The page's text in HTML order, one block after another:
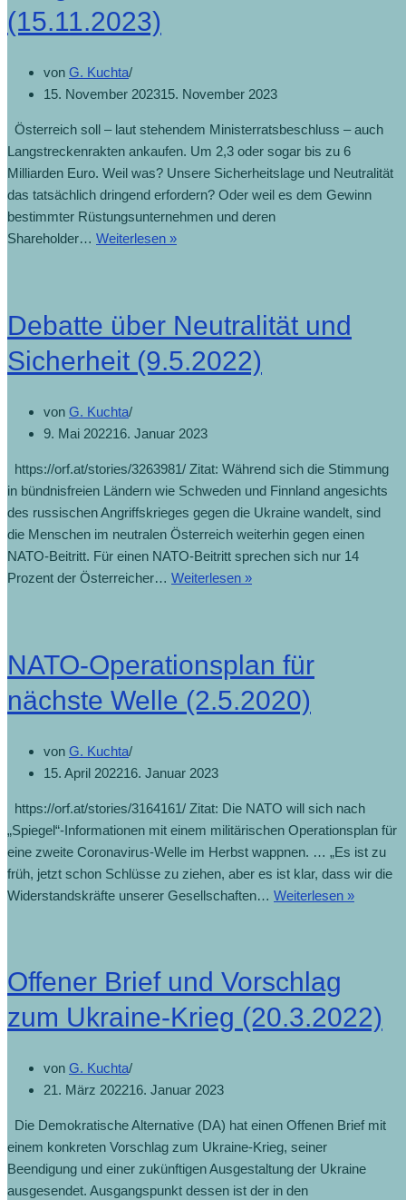
(15.11.2023)
von G. Kuchta
15. November 202315. November 2023
Österreich soll – laut stehendem Ministerratsbeschluss – auch
Langstreckenrakten ankaufen. Um 2,3 oder sogar bis zu 6
Milliarden Euro. Weil was? Unsere Sicherheitslage und Neutralität
das tatsächlich dringend erfordern? Oder weil es dem Gewinn
bestimmter Rüstungsunternehmen und deren
Shareholder… Weiterlesen »
Debatte über Neutralität und
Sicherheit (9.5.2022)
von G. Kuchta
9. Mai 202216. Januar 2023
https://orf.at/stories/3263981/ Zitat: Während sich die Stimmung
in bündnisfreien Ländern wie Schweden und Finnland angesichts
des russischen Angriffskrieges gegen die Ukraine wandelt, sind
die Menschen im neutralen Österreich weiterhin gegen einen
NATO-Beitritt. Für einen NATO-Beitritt sprechen sich nur 14
Prozent der Österreicher… Weiterlesen »
NATO-Operationsplan für
nächste Welle (2.5.2020)
von G. Kuchta
15. April 202216. Januar 2023
https://orf.at/stories/3164161/ Zitat: Die NATO will sich nach
„Spiegel“-Informationen mit einem militärischen Operationsplan für
eine zweite Coronavirus-Welle im Herbst wappnen. … „Es ist zu
früh, jetzt schon Schlüsse zu ziehen, aber es ist klar, dass wir die
Widerstandskräfte unserer Gesellschaften… Weiterlesen »
Offener Brief und Vorschlag
zum Ukraine-Krieg (20.3.2022)
von G. Kuchta
21. März 202216. Januar 2023
Die Demokratische Alternative (DA) hat einen Offenen Brief mit
einem konkreten Vorschlag zum Ukraine-Krieg, seiner
Beendigung und einer zukünftigen Ausgestaltung der Ukraine
ausgesendet. Ausgangspunkt dessen ist der in den